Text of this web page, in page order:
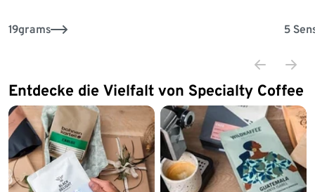
19grams 5
Entdecke die Vielfalt von Specialty Coffee